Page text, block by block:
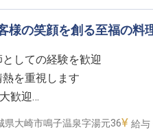
実の環境】
が安心して長く働ける環境
績もあり、ライフステージの
充実させながら仕事に集中
が浅い方も、先輩スタッフが
長し、おもてなしのプロフ
様の笑顔を創る至福の料
しての経験を歓迎
を重視します
歓迎
を実施
県大崎市鳴子温泉字湯元36 給与